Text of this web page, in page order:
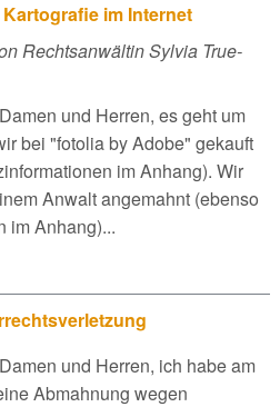
im Internet
Rechtsanwältin Sylvia True-
und Herren, es geht um
bei "fotolia by Adobe" gekauft
im Anhang). Wir
Anwalt angemahnt (ebenso
im Anhang)...
und Herren, ich habe am
Abmahnung wegen